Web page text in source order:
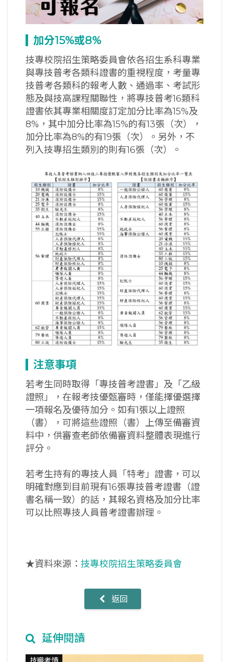
加分15%或8%
技專校院招生策略委員會依各招生系科專業
與專技普考各類科證書的重視程度，考量專
技普考各類科的報考人數、通過率、考試形
態及與技高課程關聯性，將專技普考16類科
證書依其專業相關度訂定加分比率為15%及
8%，其中加分比率為15%的有13張（次），
加分比率為8%的有19張（次）。另外，不
列入技專招生類別的則有16張（次）。
注意事項
若考生同時取得「專技普考證書」及「乙級
證照」，在報考技優甄審時，僅能擇優選擇
一項報名及優待加分。如有1張以上證照
（書），可將這些證照（書）上傳至備審資
料中，供審查老師依備審資料整體表現進行
評分。
若考生持有的專技人員「特考」證書，可以
明確對應到目前現有16張專技普考證書（證
書名稱一致）的話，其報名資格及加分比率
可以比照專技人員普考證書辦理。
★資料來源： 技專校院招生策略委員會
返回
延伸閱讀